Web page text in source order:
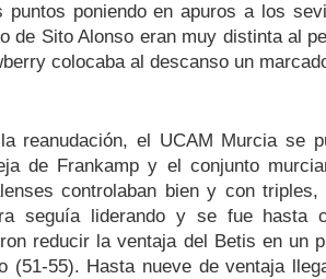
puntos poniendo en apuros a los
de Sito Alonso eran muy distinta al
colocaba al descanso un
reanudación, el UCAM Murcia se
de Frankamp y el conjunto
controlaban bien y con
seguía liderando y se fue hasta
reducir la ventaja del Betis en un
(51-55). Hasta nueve de ventaja